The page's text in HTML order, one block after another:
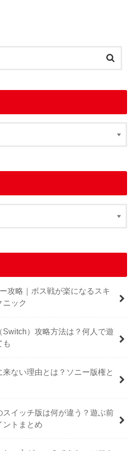
攻略｜ボス戦が楽になるスキ
ニック
Switch）攻略方法は？何人で遊
も
ない理由とは？ソニー版権と
イッチ版は何が違う？遊ぶ前
ントまとめ